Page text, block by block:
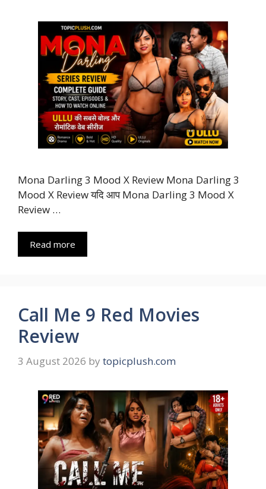
Mona Darling 3 Mood X Review Mona Darling 3
Mood X Review यदि आप Mona Darling 3 Mood X
Review …
Read more
Call Me 9 Red Movies
Review
3 August 2026 by topicplush.com